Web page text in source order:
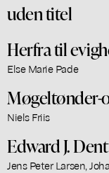
uden titel
Herfra til
Else Marie Pade
Møgeltønder-
Niels Friis
Edward J.
Jens Peter Larsen,